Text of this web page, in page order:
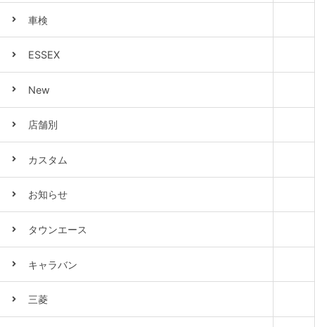
車検
ESSEX
New
店舗別
カスタム
お知らせ
タウンエース
キャラバン
三菱